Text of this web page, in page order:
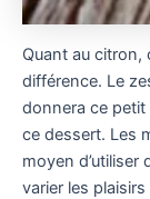
Quant au citron,
différence. Le
donnera ce petit
ce dessert. Les
moyen
varier les plaisirs